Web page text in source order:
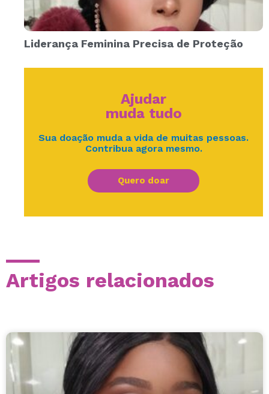
Liderança Feminina Precisa de Proteção
Ajudar
muda tudo
Sua doação muda a vida de muitas pessoas.
Contribua agora mesmo.
Quero doar
Artigos relacionados